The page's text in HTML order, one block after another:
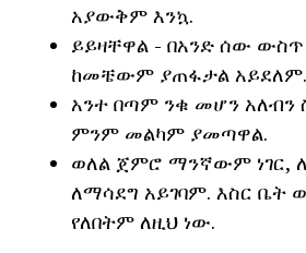
አያውቅም እንኳ.
ይይዛቸዋል - በአንድ ሰው
ከመቼውም ያጠፋታል አይደለም.
አንተ በጣም ንቁ መሆን አለብን
ምንም መልካም ያመጣዋል.
ወለል ጀምሮ ማንኛውም ነገር,
ለማሳደግ አይገባም. እስር ቤት
የለበትም ለዚህ ነው.